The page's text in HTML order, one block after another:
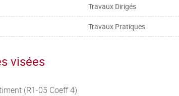
Travaux Dirigés
Travaux Pratiques
visées
(R1-05 Coeff 4)